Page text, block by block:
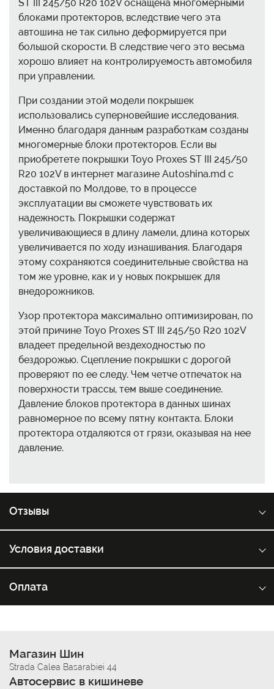
ST III 245/50 R20 102V оснащена многомерными
блоками протекторов, вследствие чего эта
автошина не так сильно деформируется при
большой скорости. В следствие чего это весьма
хорошо влияет на контролируемость автомобиля
при управлении.
При создании этой модели покрышек
использовались суперновейшие исследования.
Именно благодаря данным разработкам созданы
многомерные блоки протекторов. Если вы
приобретете покрышки Toyo Proxes ST III 245/50
R20 102V в интернет магазине Autoshina.md с
доставкой по Молдове, то в процессе
эксплуатации вы сможете чувствовать их
надежность. Покрышки содержат
увеличивающиеся в длину ламели, длина которых
увеличивается по ходу изнашивания. Благодаря
этому сохраняются соединительные свойства на
том же уровне, как и у новых покрышек для
внедорожников.
Узор протектора максимально оптимизирован, по
этой причине Toyo Proxes ST III 245/50 R20 102V
владеет предельной вездеходностью по
бездорожью. Сцепление покрышки с дорогой
проверяют по ее следу. Чем четче отпечаток на
поверхности трассы, тем выше соединение.
Давление блоков протектора в данных шинах
равномерное по всему пятну контакта. Блоки
протектора отдаляются от грязи, оказывая на нее
давление.
Отзывы
Условия доставки
Оплата
Магазин Шин
Strada Calea Basarabiei 44
Автосервис в кишиневе